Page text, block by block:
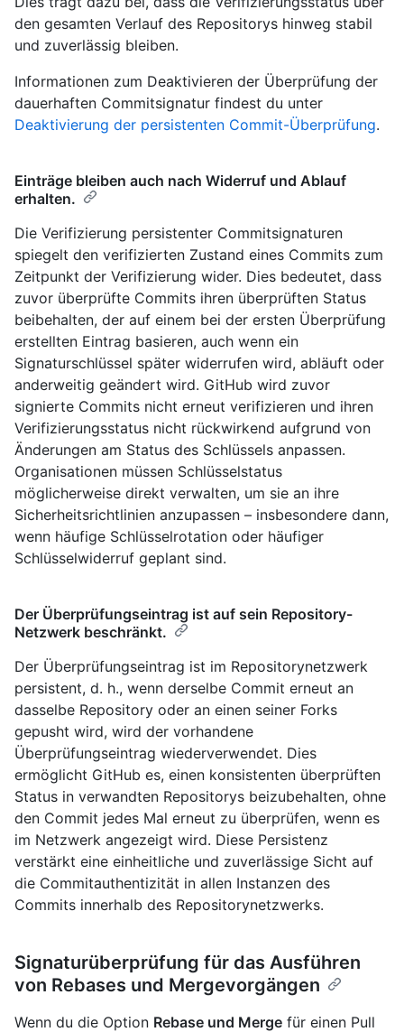
den gesamten Verlauf des Repositorys hinweg stabil
und zuverlässig bleiben.
Informationen zum Deaktivieren der Überprüfung der
dauerhaften Commitsignatur findest du unter
Deaktivierung der persistenten Commit-Überprüfung.
Einträge bleiben auch nach Widerruf und Ablauf
erhalten.
Die Verifizierung persistenter Commitsignaturen
spiegelt den verifizierten Zustand eines Commits zum
Zeitpunkt der Verifizierung wider. Dies bedeutet, dass
zuvor überprüfte Commits ihren überprüften Status
beibehalten, der auf einem bei der ersten Überprüfung
erstellten Eintrag basieren, auch wenn ein
Signaturschlüssel später widerrufen wird, abläuft oder
anderweitig geändert wird. GitHub wird zuvor
signierte Commits nicht erneut verifizieren und ihren
Verifizierungsstatus nicht rückwirkend aufgrund von
Änderungen am Status des Schlüssels anpassen.
Organisationen müssen Schlüsselstatus
möglicherweise direkt verwalten, um sie an ihre
Sicherheitsrichtlinien anzupassen – insbesondere dann,
wenn häufige Schlüsselrotation oder häufiger
Schlüsselwiderruf geplant sind.
Der Überprüfungseintrag ist auf sein Repository-
Netzwerk beschränkt.
Der Überprüfungseintrag ist im Repositorynetzwerk
persistent, d. h., wenn derselbe Commit erneut an
dasselbe Repository oder an einen seiner Forks
gepusht wird, wird der vorhandene
Überprüfungseintrag wiederverwendet. Dies
ermöglicht GitHub es, einen konsistenten überprüften
Status in verwandten Repositorys beizubehalten, ohne
den Commit jedes Mal erneut zu überprüfen, wenn es
im Netzwerk angezeigt wird. Diese Persistenz
verstärkt eine einheitliche und zuverlässige Sicht auf
die Commitauthentizität in allen Instanzen des
Commits innerhalb des Repositorynetzwerks.
Signaturüberprüfung für das Ausführen
von Rebases und Mergevorgängen
Wenn du die Option Rebase und Merge für einen Pull